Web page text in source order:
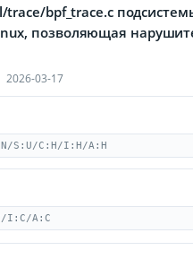
bpf_trace.c
позволяющая
2026-03-17
S:U/C:H/I:H/A:H
I:C/A:C